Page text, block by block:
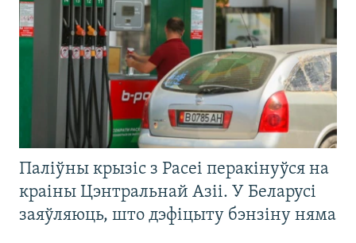
Паліўны крызіс з Расеі перакінуўся на
краіны Цэнтральнай Азіі. У Беларусі
заяўляюць, што дэфіцыту бэнзіну няма